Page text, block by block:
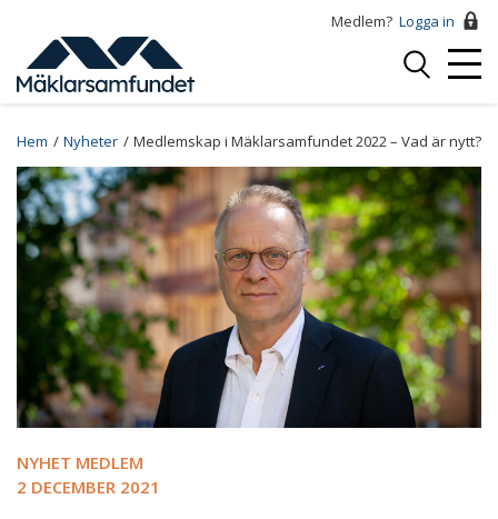
huvudinnehåll
Medlem? Logga in
Logga
Breadcrumb
Hem Nyheter Medlemskap i Mäklarsamfundet 2022 – Vad är nytt?
NYHET MEDLEM
2 DECEMBER 2021